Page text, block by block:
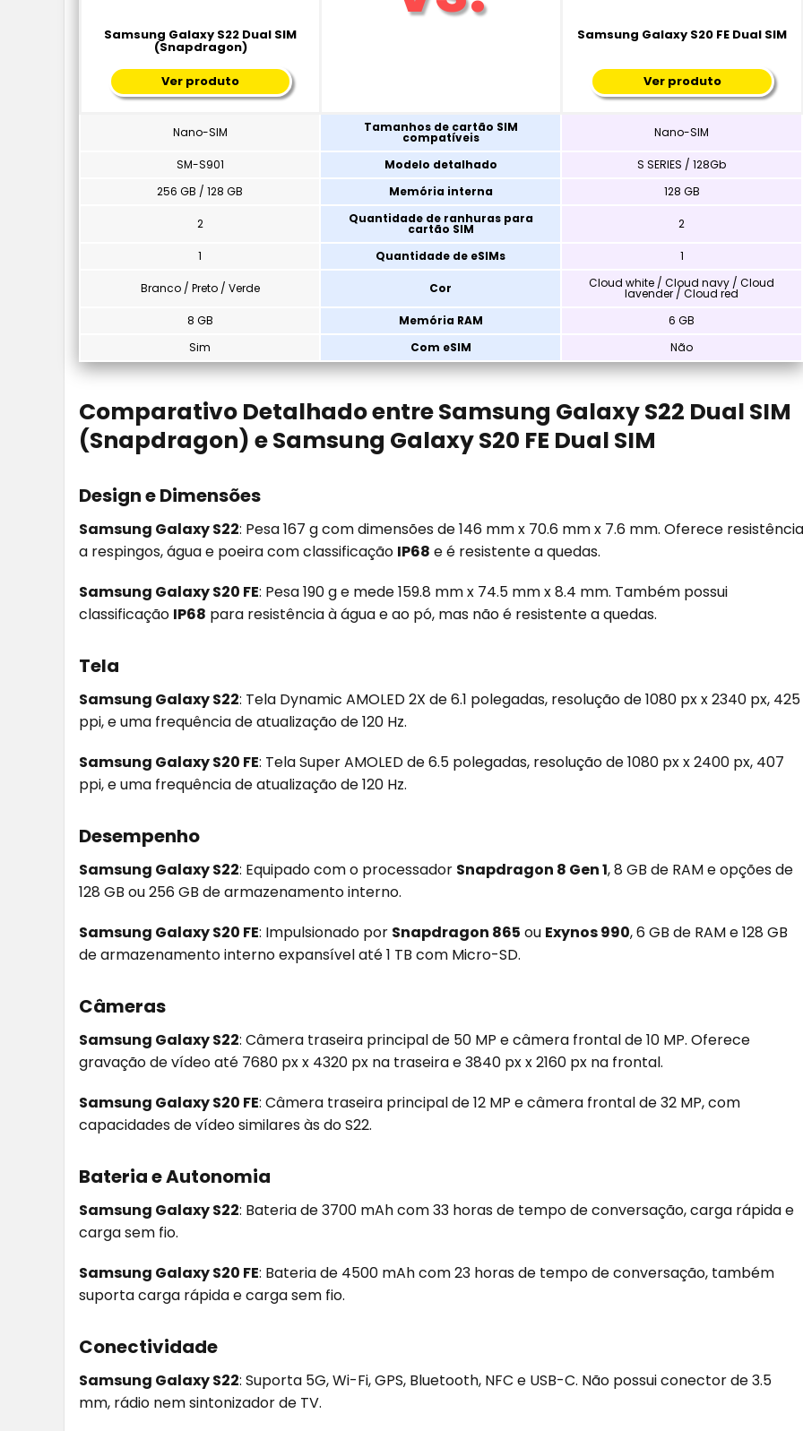
Samsung Galaxy S22 Dual SIM
(Snapdragon)
Ver produto
Samsung Galaxy S20 FE Dual SIM
Ver produto
Nano-SIM Tamanhos de cartão SIM
compatíveis Nano-SIM
SM-S901 Modelo detalhado
S SERIES / 128Gb
256 GB / 128 GB
Memória interna 128 GB
2 Quantidade de ranhuras para
cartão SIM 2
1 Quantidade de eSIMs 1
Branco / Preto / Verde Cor Cloud white / Cloud navy / Cloud
lavender / Cloud red
8 GB
Memória RAM
6 GB
Sim
Com eSIM Não
Comparativo Detalhado entre Samsung Galaxy S22 Dual SIM
(Snapdragon) e Samsung Galaxy S20 FE Dual SIM
Design e Dimensões
Samsung Galaxy S22: Pesa 167 g com dimensões de 146 mm x 70.6 mm x 7.6 mm. Oferece resistência
a respingos, água e poeira com classificação IP68 e é resistente a quedas.
Samsung Galaxy S20 FE: Pesa 190 g e mede 159.8 mm x 74.5 mm x 8.4 mm. Também possui
classificação IP68 para resistência à água e ao pó, mas não é resistente a quedas.
Tela
Samsung Galaxy S22: Tela Dynamic AMOLED 2X de 6.1 polegadas, resolução de 1080 px x 2340 px, 425
ppi, e uma frequência de atualização de 120 Hz.
Samsung Galaxy S20 FE: Tela Super AMOLED de 6.5 polegadas, resolução de 1080 px x 2400 px, 407
ppi, e uma frequência de atualização de 120 Hz.
Desempenho
Samsung Galaxy S22: Equipado com o processador Snapdragon 8 Gen 1, 8 GB de RAM e opções de
128 GB ou 256 GB de armazenamento interno.
Samsung Galaxy S20 FE: Impulsionado por Snapdragon 865 ou Exynos 990, 6 GB de RAM e 128 GB
de armazenamento interno expansível até 1 TB com Micro-SD.
Câmeras
Samsung Galaxy S22: Câmera traseira principal de 50 MP e câmera frontal de 10 MP. Oferece
gravação de vídeo até 7680 px x 4320 px na traseira e 3840 px x 2160 px na frontal.
Samsung Galaxy S20 FE: Câmera traseira principal de 12 MP e câmera frontal de 32 MP, com
capacidades de vídeo similares às do S22.
Bateria e Autonomia
Samsung Galaxy S22: Bateria de 3700 mAh com 33 horas de tempo de conversação, carga rápida e
carga sem fio.
Samsung Galaxy S20 FE: Bateria de 4500 mAh com 23 horas de tempo de conversação, também
suporta carga rápida e carga sem fio.
Conectividade
Samsung Galaxy S22: Suporta 5G, Wi-Fi, GPS, Bluetooth, NFC e USB-C. Não possui conector de 3.5
mm, rádio nem sintonizador de TV.